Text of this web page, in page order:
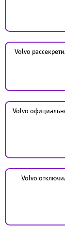
Volvo
Volvo
Volvo